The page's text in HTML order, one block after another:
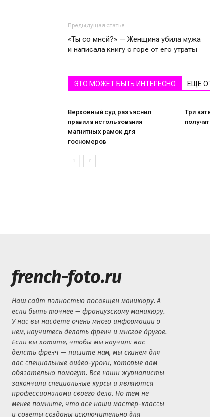
Предыдущая статья
«Ты со мной?» — Женщина убила мужа
и написала книгу о горе от его утраты
ЭТО МОЖЕТ БЫТЬ ИНТЕРЕСНО ЕЩЕ
Верховный суд разъяснил
правила использования
магнитных рамок для
госномеров
Три
french-foto.ru
Наш сайт полностью посвящен маникюру. А
если быть точнее — французскому маникюру.
У нас вы найдете очень много информации о
нем, научитесь делать френч и многое другое.
Если вы хотите, чтобы мы научили вас
делать френч — пишите нам, мы скинем для
вас специальные видео-уроки, которые вам
обязательно помогут. Все наши журналисты
закончили специальные курсы и являются
профессионалами своего дела. Но тем не
менее помните, что все наши мастер-классы
и советы созданы исключительно для